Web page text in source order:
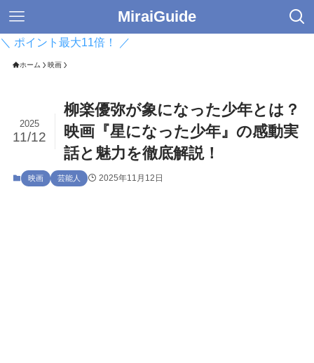
MiraiGuide
＼ ポイント最大11倍！ ／
ホーム 映画
柳楽優弥が象になった少年とは？
映画『星になった少年』の感動実
話と魅力を徹底解説！
2025
11/12
映画 芸能人 2025年11月12日